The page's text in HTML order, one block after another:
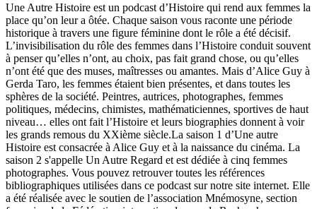
Une Autre Histoire est un podcast d’Histoire qui rend aux femmes la
place qu’on leur a ôtée. Chaque saison vous raconte une période
historique à travers une figure féminine dont le rôle a été décisif.
L’invisibilisation du rôle des femmes dans l’Histoire conduit souvent
à penser qu’elles n’ont, au choix, pas fait grand chose, ou qu’elles
n’ont été que des muses, maîtresses ou amantes. Mais d’Alice Guy à
Gerda Taro, les femmes étaient bien présentes, et dans toutes les
sphères de la société. Peintres, autrices, photographes, femmes
politiques, médecins, chimistes, mathématiciennes, sportives de haut
niveau… elles ont fait l’Histoire et leurs biographies donnent à voir
les grands remous du XXième siècle.La saison 1 d’Une autre
Histoire est consacrée à Alice Guy et à la naissance du cinéma. La
saison 2 s'appelle Un Autre Regard et est dédiée à cinq femmes
photographes. Vous pouvez retrouver toutes les références
bibliographiques utilisées dans ce podcast sur notre site internet. Elle
a été réalisée avec le soutien de l’association Mnémosyne, section